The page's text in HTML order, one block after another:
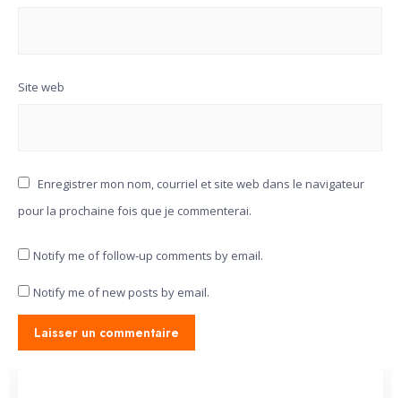
Site web
Enregistrer mon nom, courriel et site web dans le navigateur
pour la prochaine fois que je commenterai.
Notify me of follow-up comments by email.
Notify me of new posts by email.